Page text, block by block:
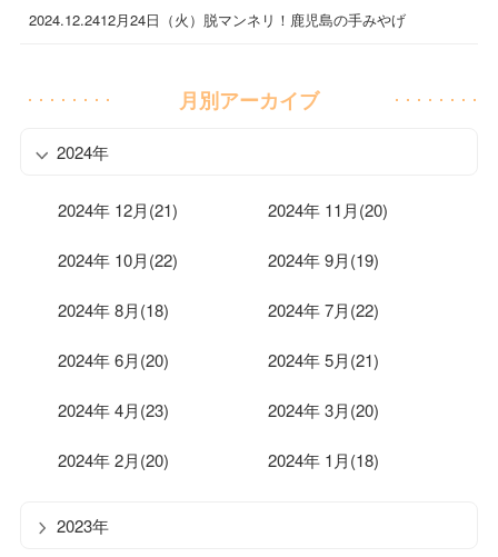
2024.12.2412月24日（火）脱マンネリ！鹿児島の手みやげ
月別アーカイブ
2024年
2024年 12月(21) 2024年 11月(20)
2024年 10月(22) 2024年 9月(19)
2024年 8月(18) 2024年 7月(22)
2024年 6月(20) 2024年 5月(21)
2024年 4月(23) 2024年 3月(20)
2024年 2月(20) 2024年 1月(18)
2023年